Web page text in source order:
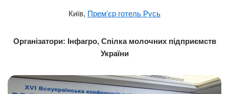
Київ, Премʼєр готель Русь
Організатори: Інфагро, Спілка молочних підприємств
України